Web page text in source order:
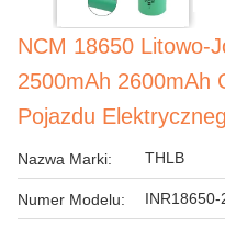
NCM 18650 Litowo-
2500mAh 2600mAh
Pojazdu
Nazwa Marki: THLB
Numer Modelu: